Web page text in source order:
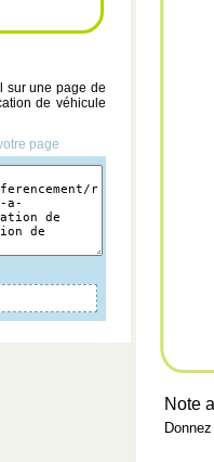
sur une page de
de véhicule
page
Note